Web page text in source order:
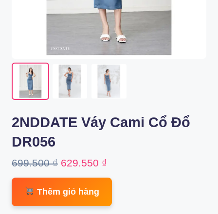
2NDDATE Váy Cami Cổ Đổ
DR056
699.500₫ Original
price
was:
629.550 ₫
price
Thêm giỏ hàng